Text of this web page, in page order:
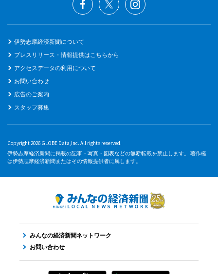
伊勢志摩経済新聞について
プレスリリース・情報提供はこちらから
アクセスデータの利用について
お問い合わせ
広告のご案内
スタッフ募集
Copyright 2026 GLOBE Data,Inc. All rights reserved.
伊勢志摩経済新聞に掲載の記事・写真・図表などの無断転載を禁止します。 著作権
は伊勢志摩経済新聞またはその情報提供者に属します。
みんなの経済新聞ネットワーク
お問い合わせ